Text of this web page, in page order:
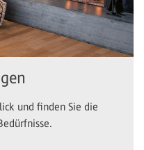
und finden Sie die